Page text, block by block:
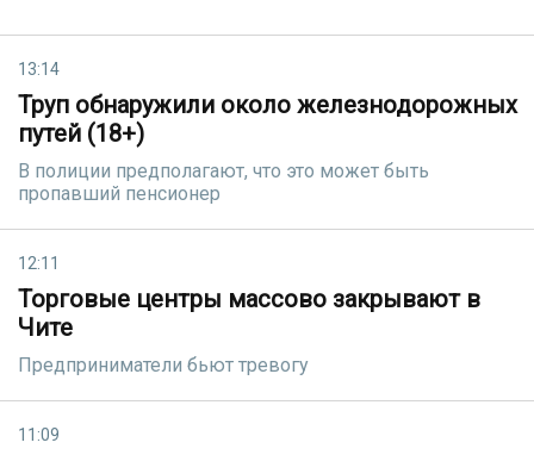
13:14
Труп обнаружили около железнодорожных
путей (18+)
В полиции предполагают, что это может быть
пропавший пенсионер
12:11
Торговые центры массово закрывают в
Чите
Предприниматели бьют тревогу
11:09